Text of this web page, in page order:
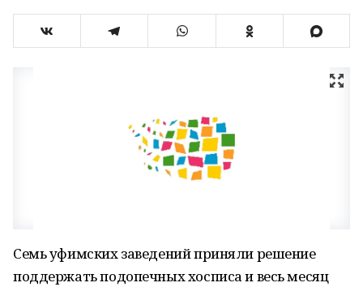
Семь уфимских заведений приняли решение
поддержать подопечных хосписа и весь месяц